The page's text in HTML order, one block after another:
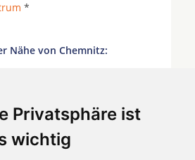
Privatsphäre ist
wichtig
*
Nähe von Chemnitz:
*Frankenberg/Sachsen*
* Hohenstein-Ernstthal *
*Leukersdorf
bei Chemnitz